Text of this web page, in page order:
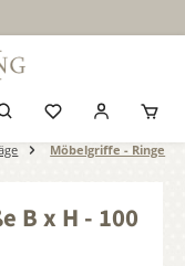
Möbelgriffe - Ringe
B x H - 100